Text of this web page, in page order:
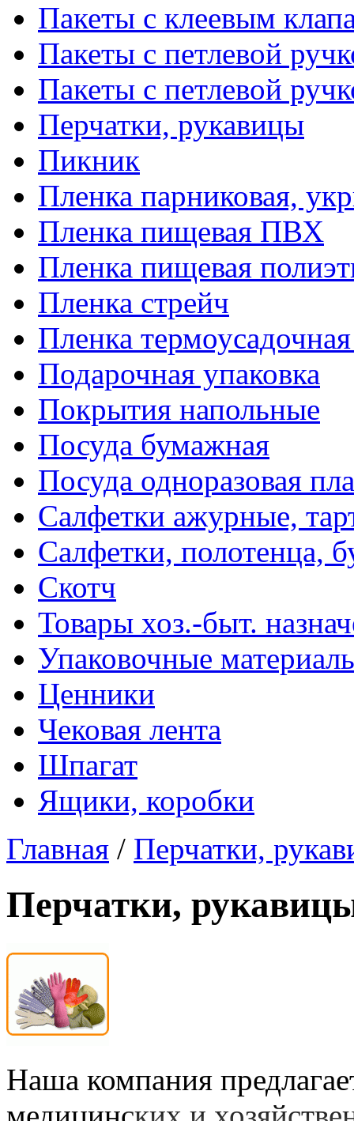
Пакеты с клеевым
Пакеты с петлевой
Пакеты с петлевой
Перчатки, рукавицы
Пикник
Пленка парниковая,
Пленка пищевая ПВХ
Пленка пищевая
Пленка стрейч
Пленка
Подарочная упаковка
Покрытия напольные
Посуда бумажная
Посуда одноразовая
Салфетки ажурные,
Салфетки, полотенца,
Скотч
Товары хоз.-быт.
Упаковочные
Ценники
Чековая лента
Шпагат
Ящики, коробки
Главная / Перчатки,
Перчатки,
Наша компания